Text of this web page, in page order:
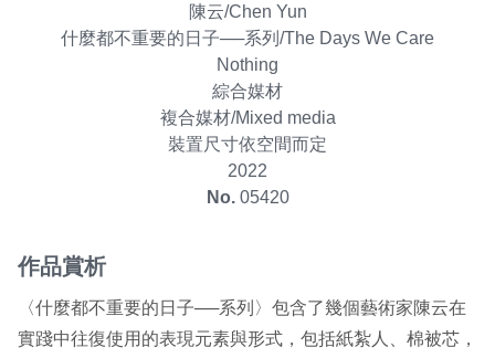
南島當代記憶工程│資料庫
2021 TAKAO．台客．南方HUE：李俊賢
感動牛 高美特展
尋寶高雄 - 校園推廣教材
陳云/Chen Yun
什麼都不重要的日子──系列/The Days We Care
Nothing
綜合媒材
複合媒材/Mixed media
裝置尺寸依空間而定
2022
No.05420
作品賞析
〈什麼都不重要的日子──系列〉包含了幾個藝術家陳云在
實踐中往復使用的表現元素與形式，包括紙紮人、棉被芯，